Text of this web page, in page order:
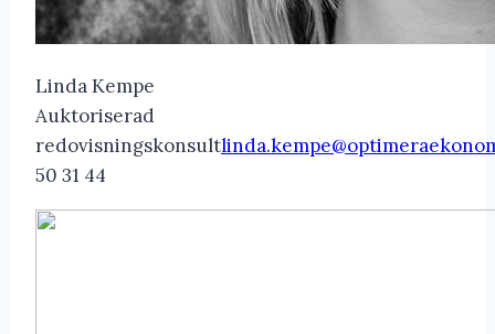
Linda Kempe
Auktoriserad
redovisningskonsult
50 31 44